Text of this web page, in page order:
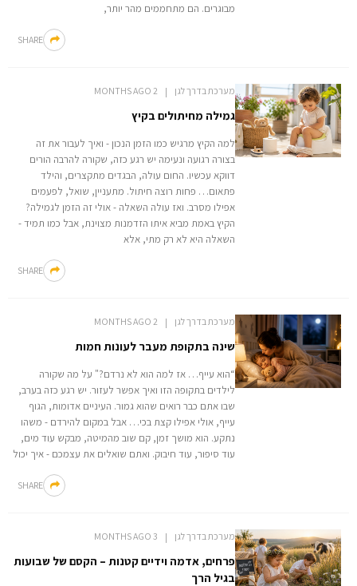
מבוגרים. הם מתחממים מהר יותר,
SHARE
מערכת בדרך לגן 2 MONTHS AGO
גמילה מחיתולים בקיץ
למה הקיץ מרגיש כמו הזמן הנכון - ואיך לעבור את זה
בצורה רגועה ונעימה יש רגע כזה, שקורה להרבה הורים
דווקא עכשיו. החום עולה, הבגדים מתקצרים, והילד
פתאום… פחות רוצה חיתול. מתעניין, שואל, לפעמים
אפילו מסרב. ואז עולה השאלה - אולי זה הזמן לגמילה?
הקיץ באמת מביא איתו הזדמנות מצוינת, אבל כמו תמיד -
השאלה היא לא רק מתי, אלא
SHARE
מערכת בדרך לגן 2 MONTHS AGO
שינה בתקופת מעבר לעונות חמות
“הוא עייף… אז למה הוא לא נרדם?" על מה שקורה
לילדים בתקופה הזו ואיך אפשר לעזור. יש רגע כזה בערב,
שבו אתם כבר רואים שהוא גמור. העיניים אדומות, הגוף
עייף, אולי אפילו קצת בכי… אבל במקום להירדם - משהו
נתקע. הוא מושך זמן, קם שוב מהמיטה, מבקש עוד מים,
עוד סיפור, עוד חיבוק. ואתם שואלים את עצמכם - איך יכול
SHARE
מערכת בדרך לגן 3 MONTHS AGO
פרחים, אדמה וידיים קטנות – הקסם של שבועות
בגיל הרך